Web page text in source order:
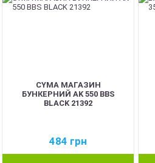
CYMA МАГАЗИН
БУНКЕРНИЙ AK 550 BBS
BLACK 21392
484 грн